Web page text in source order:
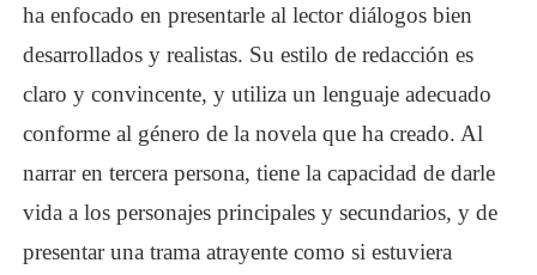
ha enfocado en presentarle al lector diálogos bien
desarrollados y realistas. Su estilo de redacción es
claro y convincente, y utiliza un lenguaje adecuado
conforme al género de la novela que ha creado. Al
narrar en tercera persona, tiene la capacidad de darle
vida a los personajes principales y secundarios, y de
presentar una trama atrayente como si estuviera